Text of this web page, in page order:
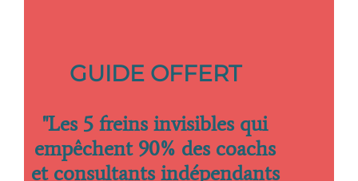
GUIDE OFFERT
"Les 5 freins invisibles qui
empêchent 90% des coachs
et consultants indépendants